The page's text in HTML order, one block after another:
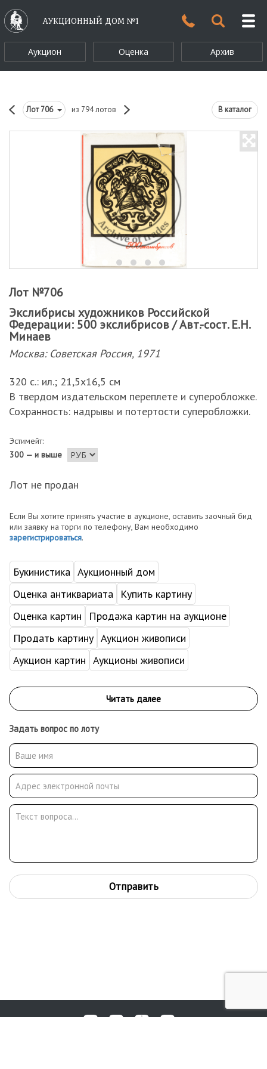
АУКЦИОННЫЙ ДОМ №1
Аукцион Оценка Архив
Лот706 из 794 лотов В каталог
Лот №706
Экслибрисы художников Российской
Федерации: 500 экслибрисов / Авт.-сост. Е.Н.
Минаев
Москва: Советская Россия, 1971
320 с.: ил.; 21,5х16,5 см
В твердом издательском переплете и суперобложке.
Сохранность: надрывы и потертости суперобложки.
Эстимейт:
300 — и выше
Лот не продан
Если Вы хотите принять участие в аукционе, оставить заочный бид
или заявку на торги по телефону, Вам необходимо
зарегистрироваться.
Букинистика Аукционный дом
Оценка антиквариата
Купить картину
Оценка картин
Продажа картин на аукционе
Продать картину Аукцион живописи
Аукцион картин Аукционы живописи
Задать вопрос по лоту
Отправить